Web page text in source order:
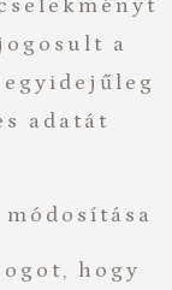
a
egyidejűleg
adatát
hogy